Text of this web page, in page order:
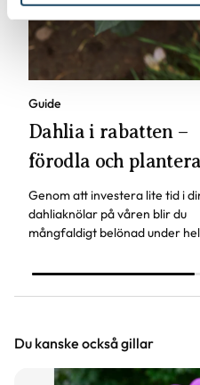
Guide
Dahlia i rabatten –
förodla och plantera
Genom att investera lite tid i
dahliaknölar på våren blir du
mångfaldigt belönad under
Läs vår guide för att lyckas
Du kanske också gillar